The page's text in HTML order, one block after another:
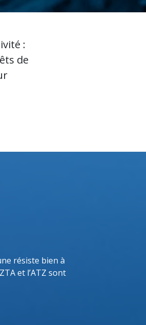
:
de
résiste bien à
et l’ATZ sont